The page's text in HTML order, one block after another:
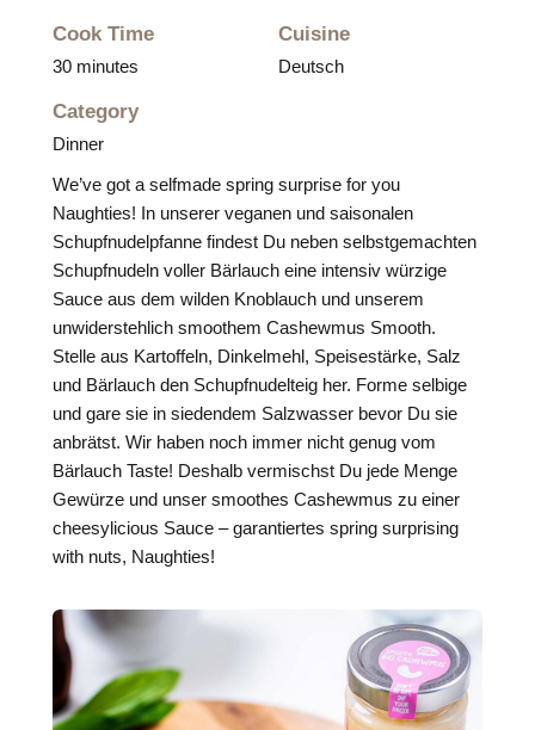
Cook Time
30 minutes
Cuisine
Deutsch
Category
Dinner
We’ve got a selfmade spring surprise for you
Naughties! In unserer veganen und saisonalen
Schupfnudelpfanne findest Du neben selbstgemachten
Schupfnudeln voller Bärlauch eine intensiv würzige
Sauce aus dem wilden Knoblauch und unserem
unwiderstehlich smoothem Cashewmus Smooth.
Stelle aus Kartoffeln, Dinkelmehl, Speisestärke, Salz
und Bärlauch den Schupfnudelteig her. Forme selbige
und gare sie in siedendem Salzwasser bevor Du sie
anbrätst. Wir haben noch immer nicht genug vom
Bärlauch Taste! Deshalb vermischst Du jede Menge
Gewürze und unser smoothes Cashewmus zu einer
cheesylicious Sauce – garantiertes spring surprising
with nuts, Naughties!